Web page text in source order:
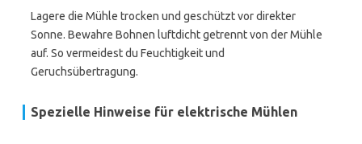
Lagere die Mühle trocken und geschützt vor direkter
Sonne. Bewahre Bohnen luftdicht getrennt von der Mühle
auf. So vermeidest du Feuchtigkeit und
Geruchsübertragung.
Spezielle Hinweise für elektrische Mühlen